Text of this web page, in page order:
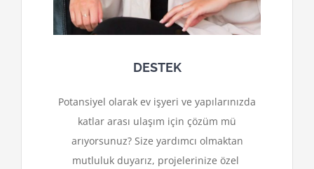
DESTEK
Potansiyel olarak ev işyeri ve yapılarınızda
katlar arası ulaşım için çözüm mü
arıyorsunuz? Size yardımcı olmaktan
mutluluk duyarız, projelerinize özel